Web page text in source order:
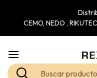
CEMO, NEDO ,